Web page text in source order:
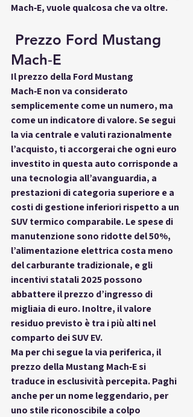
Mach‑E, vuole qualcosa che va oltre.
Prezzo Ford Mustang
Mach‑E
Il prezzo della Ford Mustang
Mach‑E non va considerato
semplicemente come un numero, ma
come un indicatore di valore. Se segui
la via centrale e valuti razionalmente
l’acquisto, ti accorgerai che ogni euro
investito in questa auto corrisponde a
una tecnologia all’avanguardia, a
prestazioni di categoria superiore e a
costi di gestione inferiori rispetto a un
SUV termico comparabile. Le spese di
manutenzione sono ridotte del 50%,
l’alimentazione elettrica costa meno
del carburante tradizionale, e gli
incentivi statali 2025 possono
abbattere il prezzo d’ingresso di
migliaia di euro. Inoltre, il valore
residuo previsto è tra i più alti nel
comparto dei SUV EV.
Ma per chi segue la via periferica, il
prezzo della Mustang Mach‑E si
traduce in esclusività percepita. Paghi
anche per un nome leggendario, per
uno stile riconoscibile a colpo